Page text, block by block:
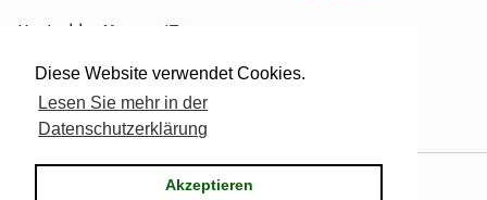
Diese Website verwendet Cookies.
Lesen Sie mehr in der
Datenschutzerklärung
Akzeptieren
Hosted by My own IT.
Serendipity& the dirk